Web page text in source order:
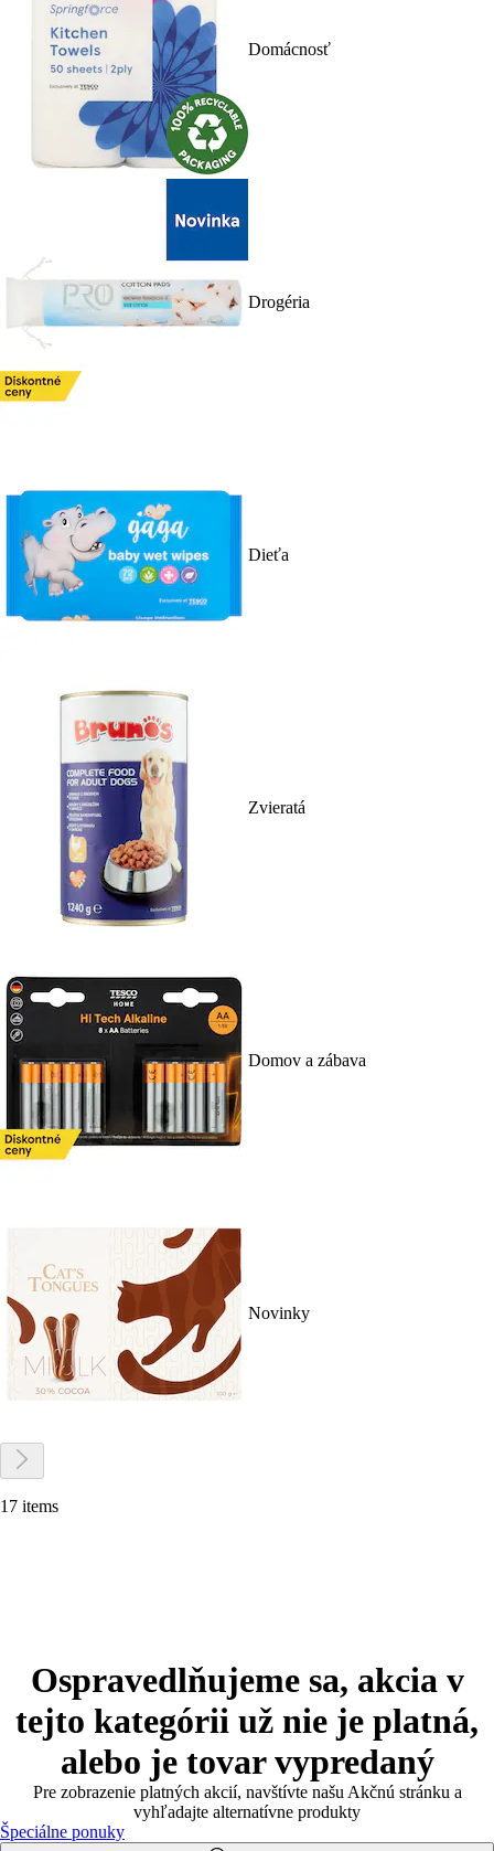
Domácnosť
Drogéria
Dieťa
Zvieratá
Domov a zábava
Novinky
17 items
Ospravedlňujeme sa, akcia v
tejto kategórii už nie je platná,
alebo je tovar vypredaný
Pre zobrazenie platných akcií, navštívte našu Akčnú stránku a
vyhľadajte alternatívne produkty
Špeciálne ponuky